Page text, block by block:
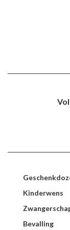
Kinderwens
Bevalling